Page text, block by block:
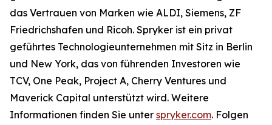
das Vertrauen von Marken wie ALDI, Siemens, ZF
Friedrichshafen und Ricoh. Spryker ist ein privat
geführtes Technologieunternehmen mit Sitz in Berlin
und New York, das von führenden Investoren wie
TCV, One Peak, Project A, Cherry Ventures und
Maverick Capital unterstützt wird. Weitere
Informationen finden Sie unter spryker.com. Folgen